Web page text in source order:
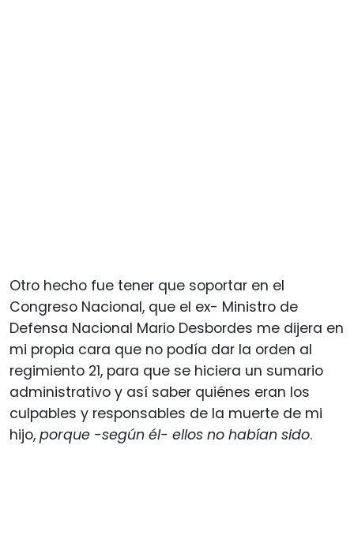
Otro hecho fue tener que soportar en el
Congreso Nacional, que el ex- Ministro de
Defensa Nacional Mario Desbordes me dijera en
mi propia cara que no podía dar la orden al
regimiento 21, para que se hiciera un sumario
administrativo y así saber quiénes eran los
culpables y responsables de la muerte de mi
hijo, porque -según él- ellos no habían sido.